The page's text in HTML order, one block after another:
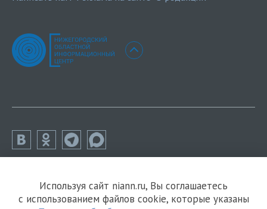
Используя сайт niann.ru, Вы соглашаетесь
с использованием файлов cookie, которые указаны